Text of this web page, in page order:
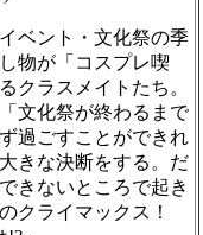
ベント・文化祭の季
物が「コスプレ喫
クラスメイトたち。
文化祭が終わるまで
過ごすことができれ
きな決断をする。だ
きないところで起き
クライマックス！